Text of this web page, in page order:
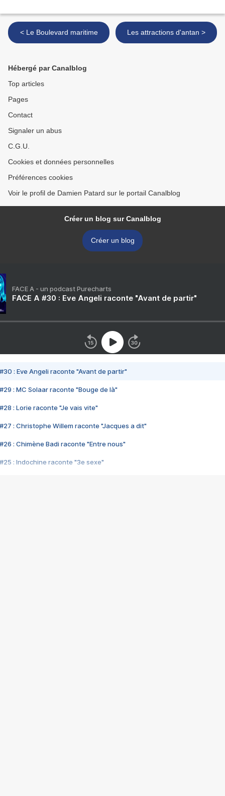
< Le Boulevard maritime Les attractions d'antan >
Hébergé par Canalblog
Top articles
Pages
Contact
Signaler un abus
C.G.U.
Cookies et données personnelles
Préférences cookies
Voir le profil de Damien Patard sur le portail Canalblog
Créer un blog sur Canalblog
Créer un blog
FACE A - un podcast Purecharts
FACE A #30 : Eve Angeli raconte "Avant de partir"
#30 : Eve Angeli raconte "Avant de partir"
#29 : MC Solaar raconte "Bouge de là"
#28 : Lorie raconte "Je vais vite"
#27 : Christophe Willem raconte "Jacques a dit"
#26 : Chimène Badi raconte "Entre nous"
#25 : Indochine raconte "3e sexe"